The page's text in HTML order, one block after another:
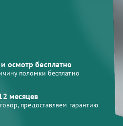
осмотр бесплатно
поломки бесплатно
месяцев
предоставляем гарантию